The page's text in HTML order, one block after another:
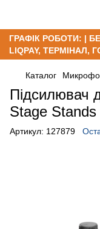
ГРАФІК РОБОТИ: |
LIQPAY, ТЕРМІНАЛ,
Каталог
Підсилювач
Stage
Артикул: 127879